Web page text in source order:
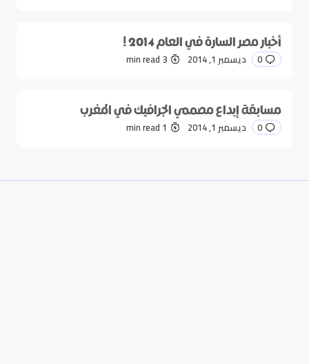
أخبار مصر السارة في العام 2014 !
0 ديسمبر 1, 2014 3 min read
مسابقة إبداع مصممي الجرافيك في المغرب
0 ديسمبر 1, 2014 1 min read